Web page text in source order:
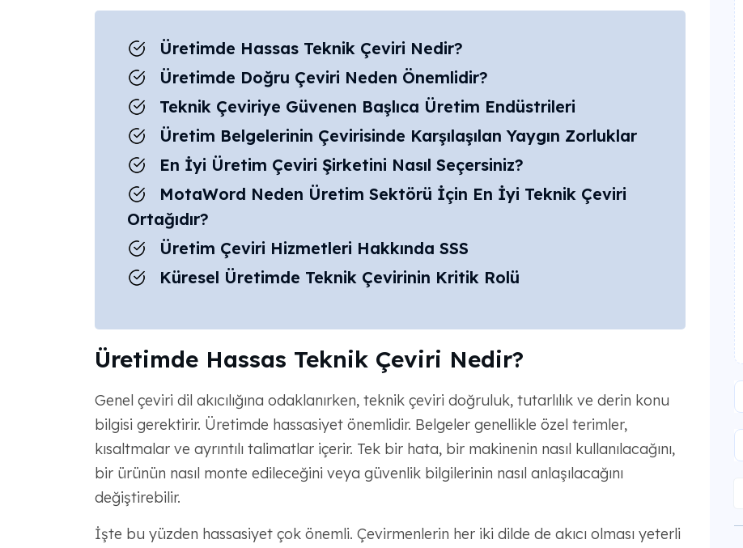
Üretimde Hassas Teknik Çeviri Nedir?
Üretimde Doğru Çeviri Neden Önemlidir?
Teknik Çeviriye Güvenen Başlıca Üretim Endüstrileri
Üretim Belgelerinin Çevirisinde Karşılaşılan Yaygın Zorluklar
En İyi Üretim Çeviri Şirketini Nasıl Seçersiniz?
MotaWord Neden Üretim Sektörü İçin En İyi Teknik Çeviri
Ortağıdır?
Üretim Çeviri Hizmetleri Hakkında SSS
Küresel Üretimde Teknik Çevirinin Kritik Rolü
Üretimde Hassas Teknik Çeviri Nedir?
Genel çeviri dil akıcılığına odaklanırken, teknik çeviri doğruluk, tutarlılık ve derin konu
bilgisi gerektirir. Üretimde hassasiyet önemlidir. Belgeler genellikle özel terimler,
kısaltmalar ve ayrıntılı talimatlar içerir. Tek bir hata, bir makinenin nasıl kullanılacağını,
bir ürünün nasıl monte edileceğini veya güvenlik bilgilerinin nasıl anlaşılacağını
değiştirebilir.
İşte bu yüzden hassasiyet çok önemli. Çevirmenlerin her iki dilde de akıcı olması yeterli